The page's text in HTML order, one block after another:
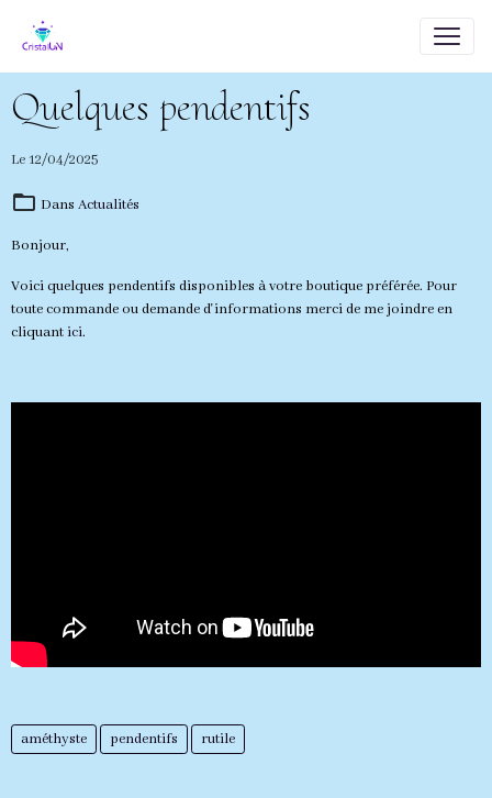
Quelques pendentifs
Le 12/04/2025
Dans Actualités
Bonjour,
Voici quelques pendentifs disponibles à votre boutique préférée. Pour
toute commande ou demande d'informations merci de me joindre en
cliquant ici.
améthyste pendentifs rutile